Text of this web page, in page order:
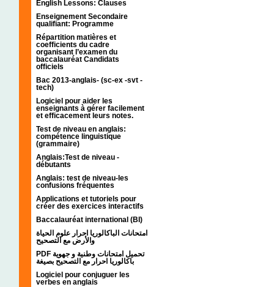
English Lessons: Clauses
Enseignement Secondaire
qualifiant: Programme
Répartition matières et
coefficients du cadre
organisant l’examen du
baccalauréat Candidats
officiels
Bac 2013-anglais- (sc-ex -svt -
tech)
Logiciel pour aider les
enseignants à gérer facilement
et efficacement leurs notes.
Test de niveau en anglais:
compétence linguistique
(grammaire)
Anglais:Test de niveau -
débutants
Anglais: test de niveau-les
confusions fréquentes
Applications et tutoriels pour
créer des exercices interactifs
Baccalauréat international (BI)
امتحانات الباكالوريا احرار علوم الحياة
والأرض مع التصحيح
PDF تحميل امتحانات وطنية و جهوية
باكالوريا احرار مع التصحيح بصيغة
Logiciel pour conjuguer les
verbes en anglais